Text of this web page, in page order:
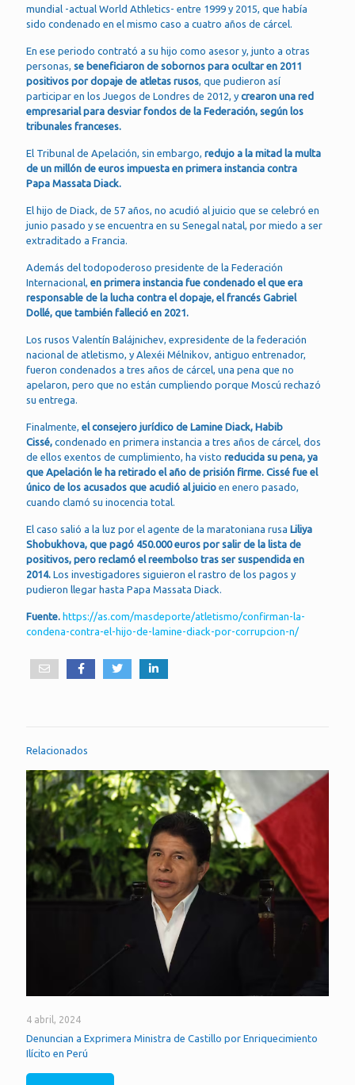
mundial -actual World Athletics- entre 1999 y 2015, que había
sido condenado en el mismo caso a cuatro años de cárcel.
En ese periodo contrató a su hijo como asesor y, junto a otras
personas, se beneficiaron de sobornos para ocultar en 2011
positivos por dopaje de atletas rusos, que pudieron así
participar en los Juegos de Londres de 2012, y crearon una red
empresarial para desviar fondos de la Federación, según los
tribunales franceses.
El Tribunal de Apelación, sin embargo, redujo a la mitad la multa
de un millón de euros impuesta en primera instancia contra
Papa Massata Diack.
El hijo de Diack, de 57 años, no acudió al juicio que se celebró en
junio pasado y se encuentra en su Senegal natal, por miedo a ser
extraditado a Francia.
Además del todopoderoso presidente de la Federación
Internacional, en primera instancia fue condenado el que era
responsable de la lucha contra el dopaje, el francés Gabriel
Dollé, que también falleció en 2021.
Los rusos Valentín Balájnichev, expresidente de la federación
nacional de atletismo, y Alexéi Mélnikov, antiguo entrenador,
fueron condenados a tres años de cárcel, una pena que no
apelaron, pero que no están cumpliendo porque Moscú rechazó
su entrega.
Finalmente, el consejero jurídico de Lamine Diack, Habib
Cissé, condenado en primera instancia a tres años de cárcel, dos
de ellos exentos de cumplimiento, ha visto reducida su pena, ya
que Apelación le ha retirado el año de prisión firme. Cissé fue el
único de los acusados que acudió al juicio en enero pasado,
cuando clamó su inocencia total.
El caso salió a la luz por el agente de la maratoniana rusa Liliya
Shobukhova, que pagó 450.000 euros por salir de la lista de
positivos, pero reclamó el reembolso tras ser suspendida en
2014. Los investigadores siguieron el rastro de los pagos y
pudieron llegar hasta Papa Massata Diack.
Fuente. https://as.com/masdeporte/atletismo/confirman-la-
condena-contra-el-hijo-de-lamine-diack-por-corrupcion-n/
Relacionados
4 abril, 2024
Denuncian a Exprimera Ministra de Castillo por Enriquecimiento
Ilícito en Perú